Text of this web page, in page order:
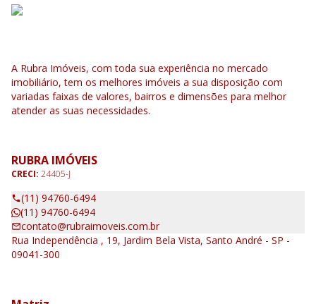
A Rubra Imóveis, com toda sua experiência no mercado
imobiliário, tem os melhores imóveis a sua disposição com
variadas faixas de valores, bairros e dimensões para melhor
atender as suas necessidades.
RUBRA IMÓVEIS
CRECI: 24405-J
(11) 94760-6494
(11) 94760-6494
contato@rubraimoveis.com.br
Rua Independência , 19, Jardim Bela Vista, Santo André - SP -
09041-300